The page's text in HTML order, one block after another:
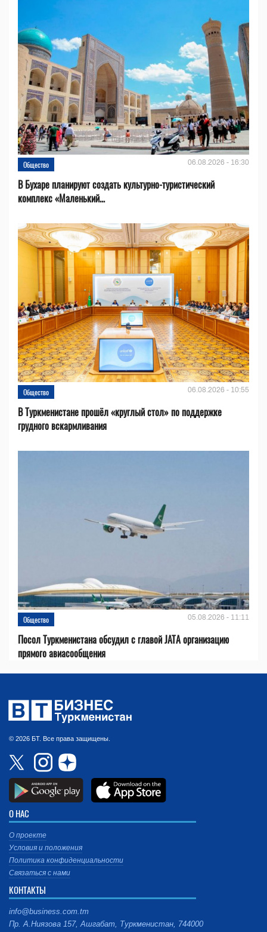
Общество 06.08.2026 - 16:30
В Бухаре планируют создать культурно-туристический
комплекс «Маленький...
Общество 06.08.2026 - 10:55
В Туркменистане прошёл «круглый стол» по поддержке
грудного вскармливания
Общество 05.08.2026 - 11:11
Посол Туркменистана обсудил с главой JATA организацию
прямого авиасообщения
© 2026 БТ. Все права защищены.
О НАС
О проекте
Условия и положения
Политика конфиденциальности
Связаться с нами
КОНТАКТЫ
info@business.com.tm
Пр. А.Ниязова 157, Ашгабат, Туркменистан, 744000